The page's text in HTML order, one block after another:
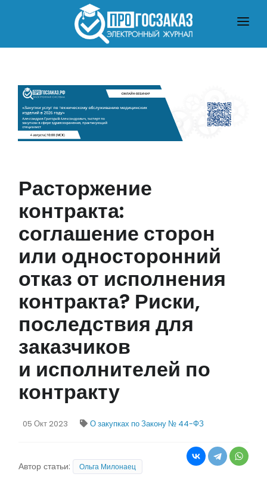
ГЛАВНАЯО ЗАКУПКАХ ПО ЗАКОНУ № 223-ФЗ
Расторжение
контракта:
соглашение сторон
или односторонний
отказ от исполнения
контракта? Риски,
последствия для
заказчиков
и исполнителей по
контракту
05 Окт 2023 О закупках по Закону № 44-ФЗ
Автор статьи: Ольга Милонаец